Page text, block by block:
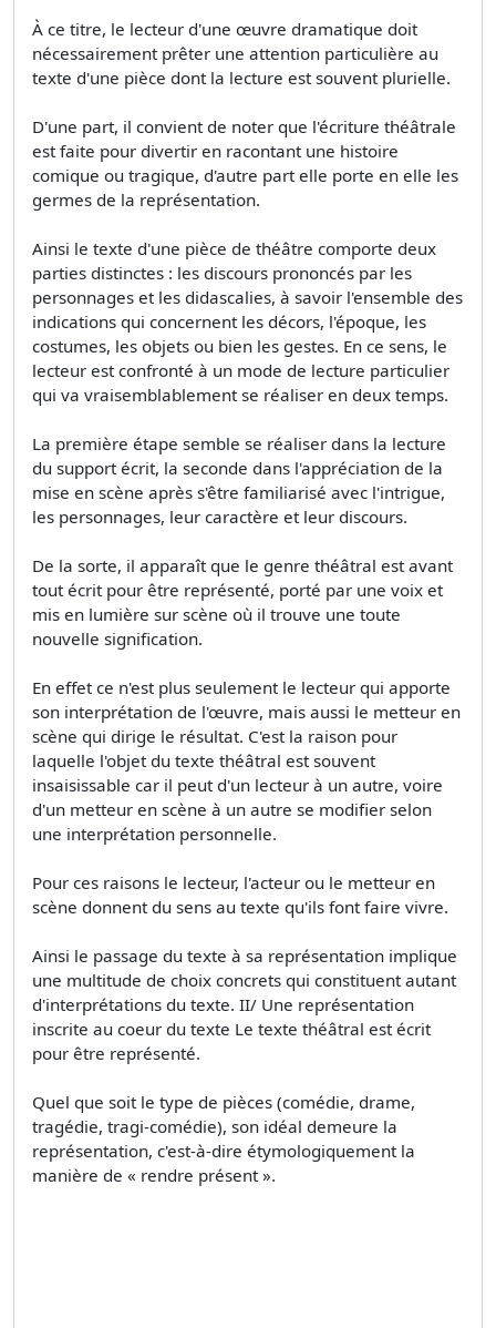
À ce titre, le lecteur d'une œuvre dramatique doit
nécessairement prêter une attention particulière au
texte d'une pièce dont la lecture est souvent plurielle.
D'une part, il convient de noter que l'écriture théâtrale
est faite pour divertir en racontant une histoire
comique ou tragique, d'autre part elle porte en elle les
germes de la représentation.
Ainsi le texte d'une pièce de théâtre comporte deux
parties distinctes : les discours prononcés par les
personnages et les didascalies, à savoir l'ensemble des
indications qui concernent les décors, l'époque, les
costumes, les objets ou bien les gestes. En ce sens, le
lecteur est confronté à un mode de lecture particulier
qui va vraisemblablement se réaliser en deux temps.
La première étape semble se réaliser dans la lecture
du support écrit, la seconde dans l'appréciation de la
mise en scène après s'être familiarisé avec l'intrigue,
les personnages, leur caractère et leur discours.
De la sorte, il apparaît que le genre théâtral est avant
tout écrit pour être représenté, porté par une voix et
mis en lumière sur scène où il trouve une toute
nouvelle signification.
En effet ce n'est plus seulement le lecteur qui apporte
son interprétation de l'œuvre, mais aussi le metteur en
scène qui dirige le résultat. C'est la raison pour
laquelle l'objet du texte théâtral est souvent
insaisissable car il peut d'un lecteur à un autre, voire
d'un metteur en scène à un autre se modifier selon
une interprétation personnelle.
Pour ces raisons le lecteur, l'acteur ou le metteur en
scène donnent du sens au texte qu'ils font faire vivre.
Ainsi le passage du texte à sa représentation implique
une multitude de choix concrets qui constituent autant
d'interprétations du texte. II/ Une représentation
inscrite au coeur du texte Le texte théâtral est écrit
pour être représenté.
Quel que soit le type de pièces (comédie, drame,
tragédie, tragi-comédie), son idéal demeure la
représentation, c'est-à-dire étymologiquement la
manière de « rendre présent ».